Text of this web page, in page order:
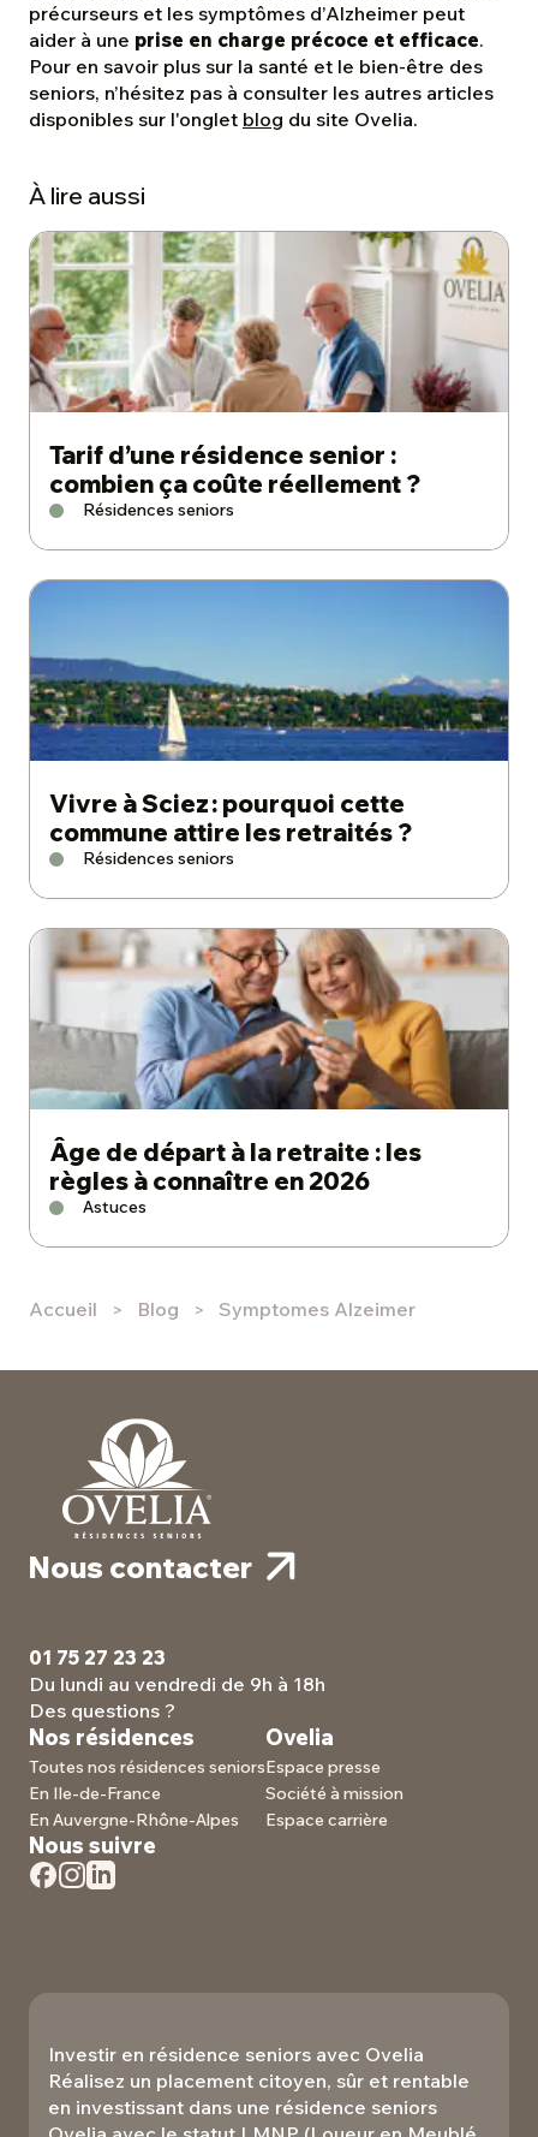
précurseurs et les symptômes d’Alzheimer peut
aider à une prise en charge précoce et efficace.
Pour en savoir plus sur la santé et le bien-être des
seniors, n’hésitez pas à consulter les autres articles
disponibles sur l'onglet blog du site Ovelia.
À lire aussi
Tarif d’une résidence senior :
combien ça coûte réellement ?
Résidences seniors
Vivre à Sciez : pourquoi cette
commune attire les retraités ?
Résidences seniors
Âge de départ à la retraite : les
règles à connaître en 2026
Astuces
Accueil Blog Symptomes Alzeimer
Nous contacter
01 75 27 23 23
Du lundi au vendredi de 9h à 18h
Des questions ?
Nos résidences
Toutes nos résidences seniors
En Ile-de-France
En Auvergne-Rhône-Alpes
Ovelia
Espace presse
Société à mission
Espace carrière
Nous suivre
Investir en résidence seniors avec Ovelia
Réalisez un placement citoyen, sûr et rentable
en investissant dans une résidence seniors